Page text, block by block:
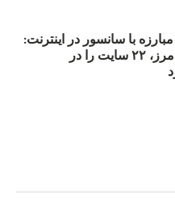
مبارزه با سانسور در اینترنت:
#آزادی هم‌آیند گزارشگران‌ بدون مرز، ۲۲ سایت را در